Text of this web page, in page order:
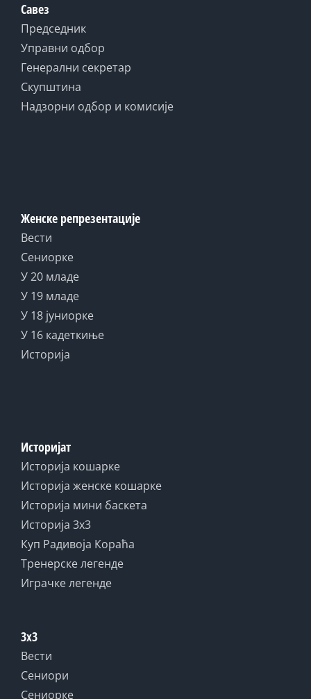
Савез
Председник
Управни одбор
Генерални секретар
Скупштина
Надзорни одбор и комисије
Женске репрезентације
Вести
Сениорке
У 20 младе
У 19 младе
У 18 јуниорке
У 16 кадеткиње
Историја
Историјат
Историја кошарке
Историја женске кошарке
Историја мини баскета
Историја 3x3
Куп Радивоја Кораћа
Тренерске легенде
Играчке легенде
3x3
Вести
Сениори
Сениорке